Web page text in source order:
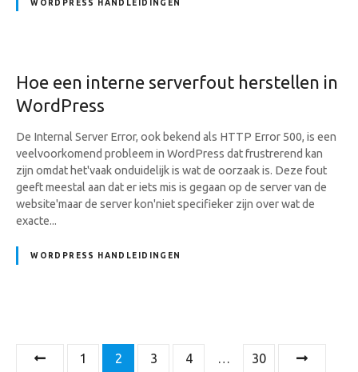
WORDPRESS HANDLEIDINGEN
Hoe een interne serverfout herstellen in
WordPress
De Internal Server Error, ook bekend als HTTP Error 500, is een
veelvoorkomend probleem in WordPress dat frustrerend kan
zijn omdat het'vaak onduidelijk is wat de oorzaak is. Deze fout
geeft meestal aan dat er iets mis is gegaan op de server van de
website'maar de server kon'niet specifieker zijn over wat de
exacte...
WORDPRESS HANDLEIDINGEN
1 2 3 4 … 30